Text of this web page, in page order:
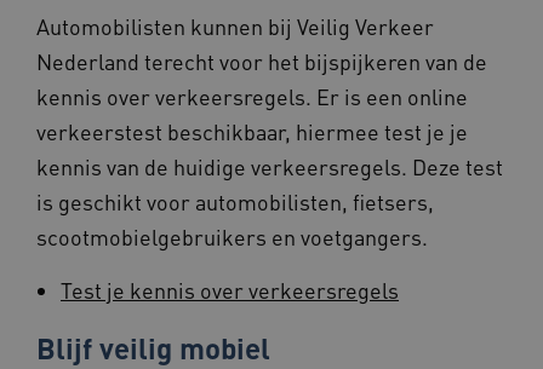
Automobilisten kunnen bij Veilig Verkeer
Nederland terecht voor het bijspijkeren van de
kennis over verkeersregels. Er is een online
verkeerstest beschikbaar, hiermee test je je
kennis van de huidige verkeersregels. Deze test
is geschikt voor automobilisten, fietsers,
scootmobielgebruikers en voetgangers.
Test je kennis over verkeersregels
Blijf veilig mobiel
VISITOR_PRIVACY_METADATA
YouTube
.youtube.com
ARRAffinity